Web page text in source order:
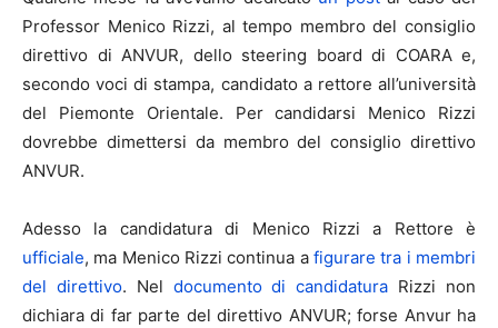
Professor Menico Rizzi, al tempo membro del consiglio
direttivo di ANVUR, dello steering board di COARA e,
secondo voci di stampa, candidato a rettore all’università
del Piemonte Orientale. Per candidarsi Menico Rizzi
dovrebbe dimettersi da membro del consiglio direttivo
ANVUR.
Adesso la candidatura di Menico Rizzi a Rettore è
ufficiale, ma Menico Rizzi continua a figurare tra i membri
del direttivo. Nel documento di candidatura Rizzi non
dichiara di far parte del direttivo ANVUR; forse Anvur ha